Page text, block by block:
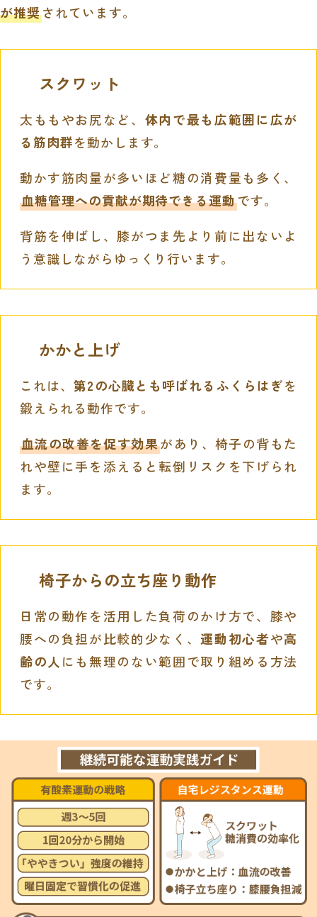
が推奨されています。
スクワット
太ももやお尻など、 体内で最も広範囲に広が
る筋肉群を動かします。
動かす筋肉量が多いほど糖の消費量も多く、
血糖管理への貢献が期待できる運動です。
背筋を伸ばし、膝がつま先より前に出ないよ
う意識しながらゆっくり行います。
かかと上げ
これは、第2の心臓とも呼ばれるふくらはぎを
鍛えられる動作です。
血流の改善を促す効果があり、椅子の背もた
れや壁に手を添えると転倒リスクを下げられ
ます。
椅子からの立ち座り動作
日常の動作を活用した負荷のかけ方で、膝や
腰への負担が比較的少なく、 運動初心者や高
齢の人 にも無理のない範囲で取り組める方法
です。